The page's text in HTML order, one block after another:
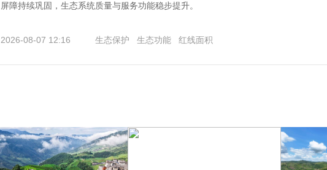
屏障持续巩固，生态系统质量与服务功能稳步提升。
2026-08-07 12:16 生态保护 生态功能 红线面积